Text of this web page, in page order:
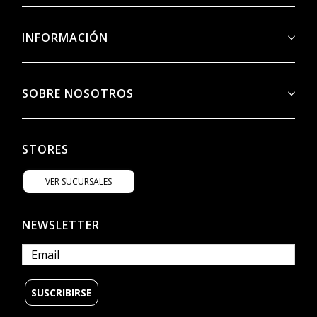
INFORMACIÓN
SOBRE NOSOTROS
STORES
VER SUCURSALES
NEWSLETTER